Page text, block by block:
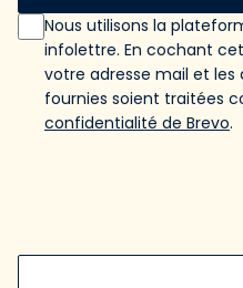
Nous utilisons la
infolettre. En cochant
votre adresse mail et les
fournies soient traitées
confidentialité de Brevo.